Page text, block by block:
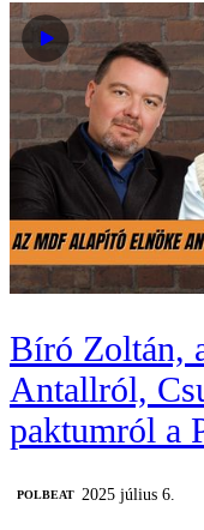
Bíró Zoltán,
Antallról,
paktumról a
‎POLBEAT 2025 július 6.